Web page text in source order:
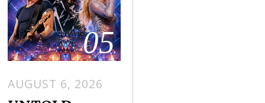
05
AUGUST 6, 2026